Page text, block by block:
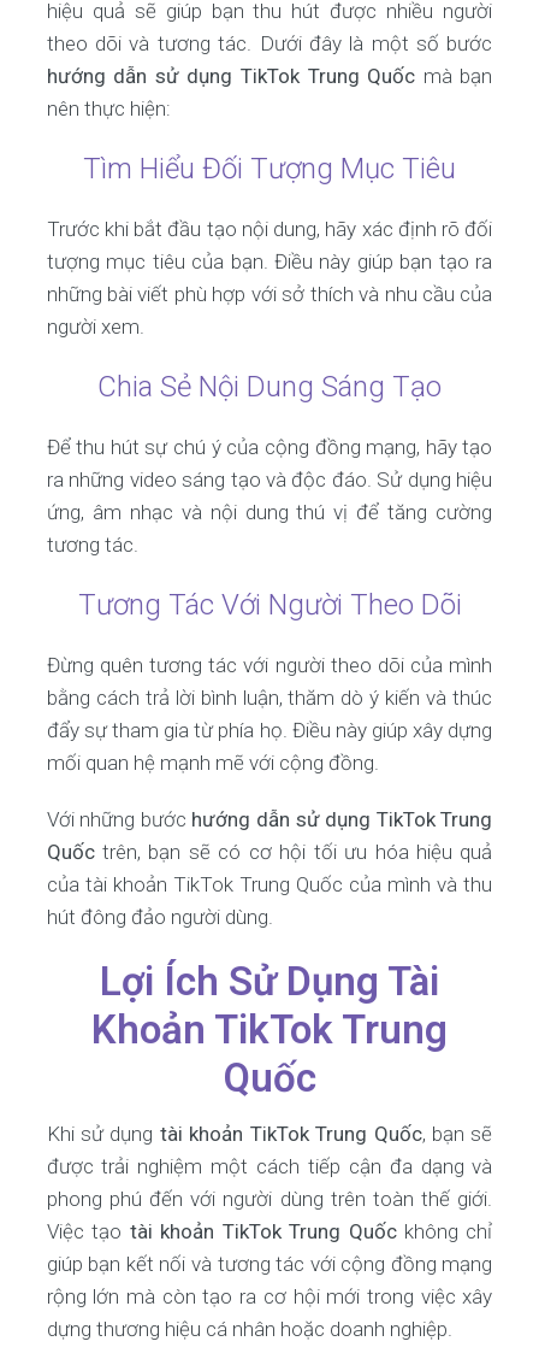
hiệu quả sẽ giúp bạn thu hút được nhiều người
theo dõi và tương tác. Dưới đây là một số bước
hướng dẫn sử dụng TikTok Trung Quốc mà bạn
nên thực hiện:
Tìm Hiểu Đối Tượng Mục Tiêu
Trước khi bắt đầu tạo nội dung, hãy xác định rõ đối
tượng mục tiêu của bạn. Điều này giúp bạn tạo ra
những bài viết phù hợp với sở thích và nhu cầu của
người xem.
Chia Sẻ Nội Dung Sáng Tạo
Để thu hút sự chú ý của cộng đồng mạng, hãy tạo
ra những video sáng tạo và độc đáo. Sử dụng hiệu
ứng, âm nhạc và nội dung thú vị để tăng cường
tương tác.
Tương Tác Với Người Theo Dõi
Đừng quên tương tác với người theo dõi của mình
bằng cách trả lời bình luận, thăm dò ý kiến và thúc
đẩy sự tham gia từ phía họ. Điều này giúp xây dựng
mối quan hệ mạnh mẽ với cộng đồng.
Với những bước hướng dẫn sử dụng TikTok Trung
Quốctrên, bạn sẽ có cơ hội tối ưu hóa hiệu quả
của tài khoản TikTok Trung Quốc của mình và thu
hút đông đảo người dùng.
Lợi Ích Sử Dụng Tài
Khoản TikTok Trung
Quốc
Khi sử dụng tài khoản TikTok Trung Quốc, bạn sẽ
được trải nghiệm một cách tiếp cận đa dạng và
phong phú đến với người dùng trên toàn thế giới.
Việc tạo tài khoản TikTok Trung Quốckhông chỉ
giúp bạn kết nối và tương tác với cộng đồng mạng
rộng lớn mà còn tạo ra cơ hội mới trong việc xây
dựng thương hiệu cá nhân hoặc doanh nghiệp.